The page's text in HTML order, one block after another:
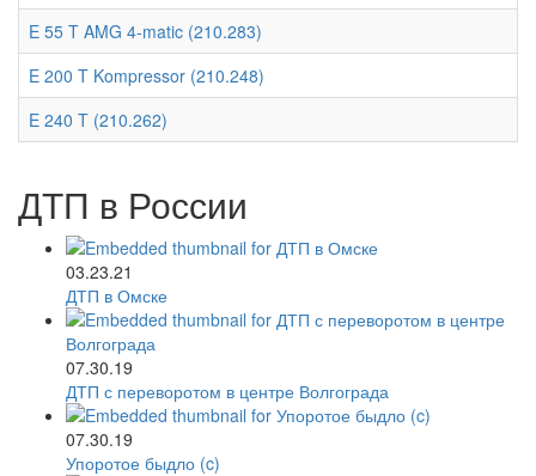
E 55 T AMG 4-matic (210.283)
E 200 T Kompressor (210.248)
E 240 T (210.262)
ДТП в России
03.23.21
ДТП в Омске
07.30.19
ДТП с переворотом в центре Волгограда
07.30.19
Упоротое быдло (c)